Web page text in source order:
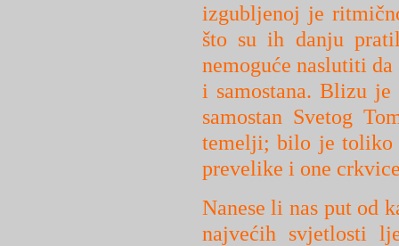
izgubljenoj je
što su ih danju
nemoguće naslutiti
i samostana. Blizu je
samostan Svetog
temelji; bilo je toliko
prevelike i one
Nanese li nas put od
najvećih svjetlosti